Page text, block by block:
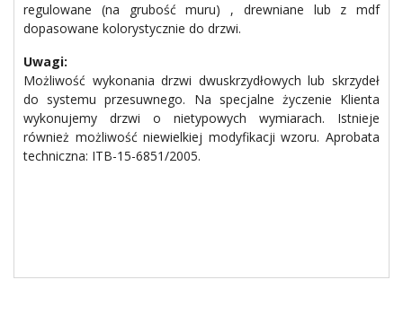
regulowane (na grubość muru) , drewniane lub z mdf
dopasowane kolorystycznie do drzwi.
Uwagi:
Możliwość wykonania drzwi dwuskrzydłowych lub skrzydeł
do systemu przesuwnego. Na specjalne życzenie Klienta
wykonujemy drzwi o nietypowych wymiarach. Istnieje
również możliwość niewielkiej modyfikacji wzoru. Aprobata
techniczna: ITB-15-6851/2005.